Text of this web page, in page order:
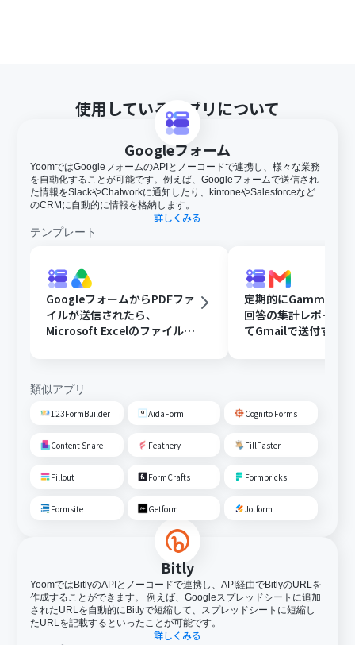
使用しているアプリについて
Googleフォーム
YoomではGoogleフォームのAPIとノーコードで連携し、様々な業務
を自動化することが可能です。例えば、Googleフォームで送信され
た情報をSlackやChatworkに通知したり、kintoneやSalesforceなど
のCRMに自動的に情報を格納します。
詳しくみる
テンプレート
GoogleフォームからPDFファ
イルが送信されたら、
Microsoft Excelのファイルに
定期的にGammaで
回答の集計レポート
てGmailで送付する
類似アプリ
123FormBuilder AidaForm Cognito Forms
Content Snare Feathery FillFaster
Fillout FormCrafts Formbricks
Formsite Getform Jotform
Bitly
YoomではBitlyのAPIとノーコードで連携し、API経由でBitlyのURLを
作成することができます。 例えば、Googleスプレッドシートに追加
されたURLを自動的にBitlyで短縮して、スプレッドシートに短縮し
たURLを記載するといったことが可能です。
詳しくみる